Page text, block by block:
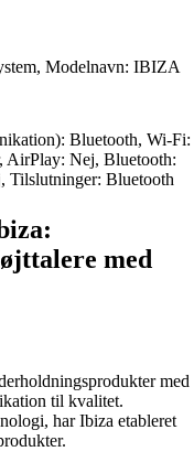
Modelnavn: IBIZA
Bluetooth, Wi-Fi:
AirPlay: Nej, Bluetooth:
Tilslutninger: Bluetooth
med
med
til kvalitet.
har Ibiza etableret